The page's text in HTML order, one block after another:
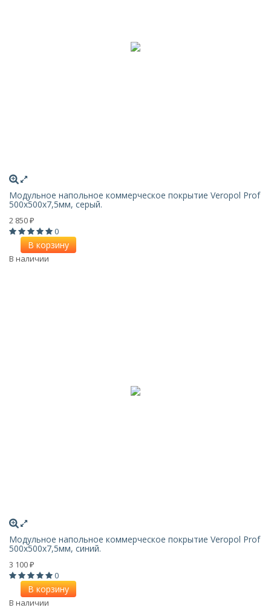
Модульное напольное коммерческое покрытие Veropol Prof
500x500x7,5мм, серый.
2 850 ₽
0
В корзину
В наличии
Модульное напольное коммерческое покрытие Veropol Prof
500x500x7,5мм, синий.
3 100 ₽
0
В корзину
В наличии